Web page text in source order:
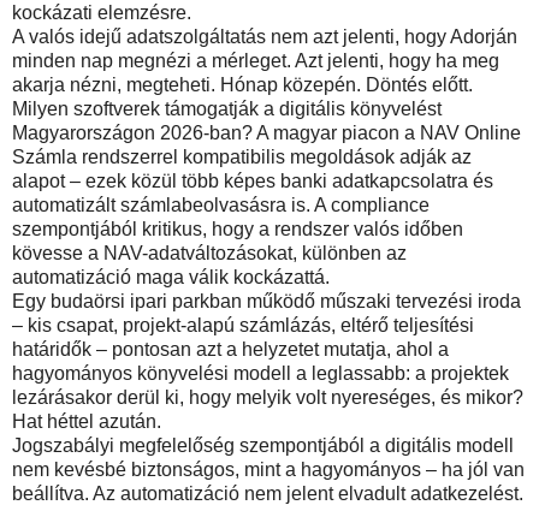
kockázati elemzésre.
A valós idejű adatszolgáltatás nem azt jelenti, hogy Adorján
minden nap megnézi a mérleget. Azt jelenti, hogy ha meg
akarja nézni, megteheti. Hónap közepén. Döntés előtt.
Milyen szoftverek támogatják a digitális könyvelést
Magyarországon 2026-ban? A magyar piacon a NAV Online
Számla rendszerrel kompatibilis megoldások adják az
alapot – ezek közül több képes banki adatkapcsolatra és
automatizált számlabeolvasásra is. A compliance
szempontjából kritikus, hogy a rendszer valós időben
kövesse a NAV-adatváltozásokat, különben az
automatizáció maga válik kockázattá.
Egy budaörsi ipari parkban működő műszaki tervezési iroda
– kis csapat, projekt-alapú számlázás, eltérő teljesítési
határidők – pontosan azt a helyzetet mutatja, ahol a
hagyományos könyvelési modell a leglassabb: a projektek
lezárásakor derül ki, hogy melyik volt nyereséges, és mikor?
Hat héttel azután.
Jogszabályi megfelelőség szempontjából a digitális modell
nem kevésbé biztonságos, mint a hagyományos – ha jól van
beállítva. Az automatizáció nem jelent elvadult adatkezelést.